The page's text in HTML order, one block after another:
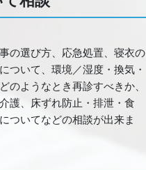
の選び方、応急処置、寝衣の
ついて、環境／湿度・換気・
のようなとき再診すべきか、
護、床ずれ防止・排泄・食
ついてなどの相談が出来ま